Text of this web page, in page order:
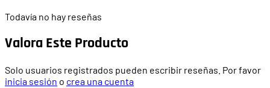
Todavía no hay reseñas
Valora Este Producto
Solo usuarios registrados pueden escribir reseñas. Por favor
inicia sesión o crea una cuenta